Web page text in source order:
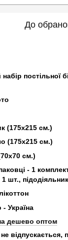
До
постільної
(175х215 см.)
(175х215 см.)
см.)
- 1
шт.,
Україна
дешево оптом
відпускається,